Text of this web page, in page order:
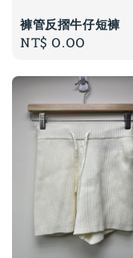
褲管反摺牛仔短褲
Regular
NT$ 0.00